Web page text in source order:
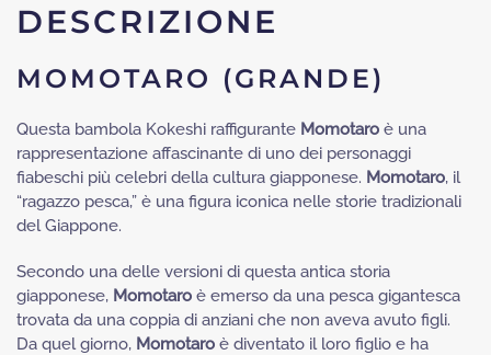
DESCRIZIONE
MOMOTARO (GRANDE)
Questa bambola Kokeshi raffigurante Momotaro è una
rappresentazione affascinante di uno dei personaggi
fiabeschi più celebri della cultura giapponese. Momotaro, il
“ragazzo pesca,” è una figura iconica nelle storie tradizionali
del Giappone.
Secondo una delle versioni di questa antica storia
giapponese, Momotaro è emerso da una pesca gigantesca
trovata da una coppia di anziani che non aveva avuto figli.
Da quel giorno, Momotaro è diventato il loro figlio e ha